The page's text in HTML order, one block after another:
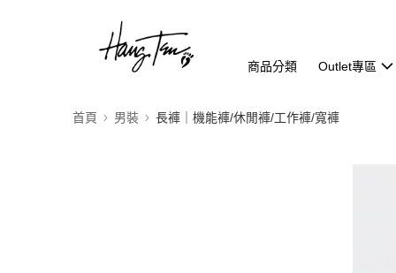
商品分類 Outlet專區
首頁 男裝 長褲｜機能褲/休閒褲/工作褲/寬褲